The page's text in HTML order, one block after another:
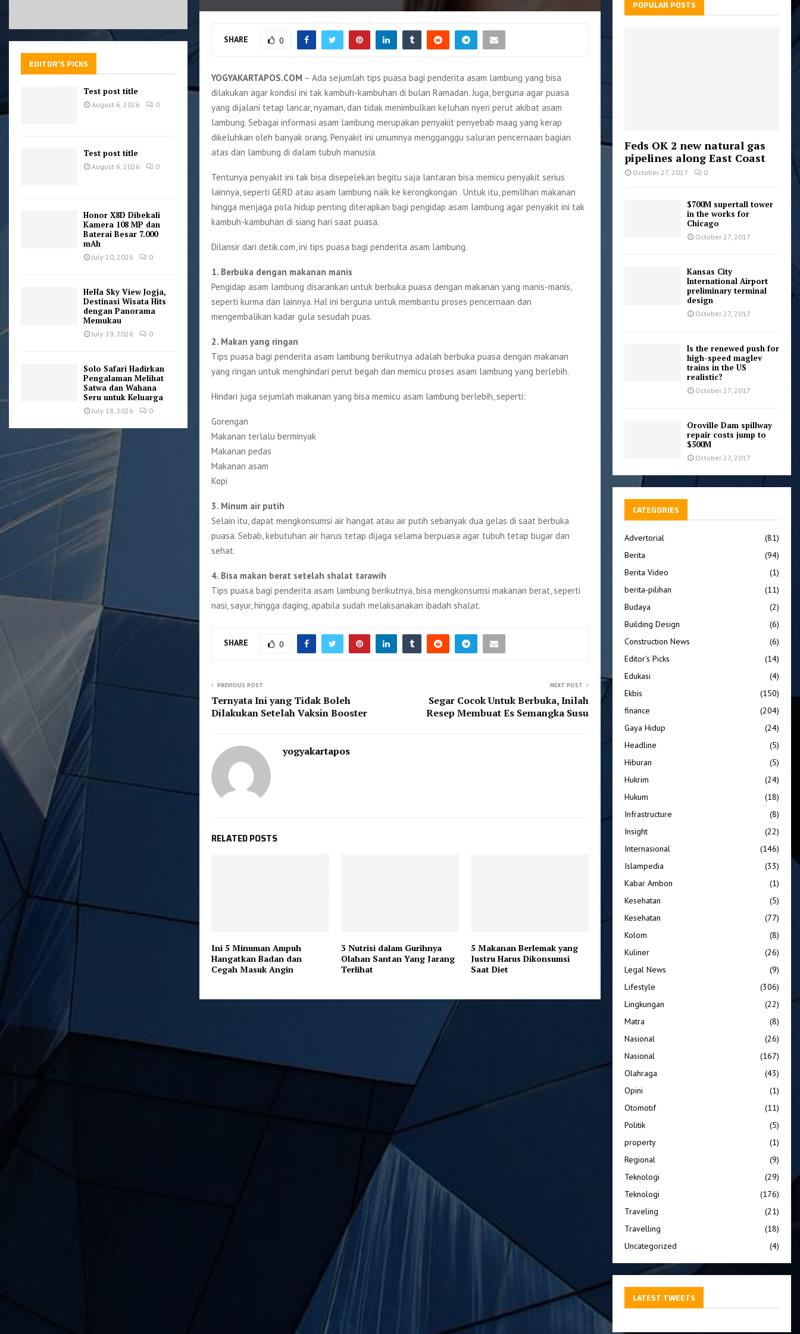
SHARE 0
YOGYAKARTAPOS.COM – Ada sejumlah tips puasa bagi penderita asam lambung yang bisa
dilakukan agar kondisi ini tak kambuh-kambuhan di bulan Ramadan. Juga, berguna agar puasa
yang dijalani tetap lancar, nyaman, dan tidak menimbulkan keluhan nyeri perut akibat asam
lambung. Sebagai informasi asam lambung merupakan penyakit penyebab maag yang kerap
dikeluhkan oleh banyak orang. Penyakit ini umumnya mengganggu saluran pencernaan bagian
atas dan lambung di dalam tubuh manusia.
Tentunya penyakit ini tak bisa disepelekan begitu saja lantaran bisa memicu penyakit serius
lainnya, seperti GERD atau asam lambung naik ke kerongkongan . Untuk itu, pemilihan makanan
hingga menjaga pola hidup penting diterapkan bagi pengidap asam lambung agar penyakit ini tak
kambuh-kambuhan di siang hari saat puasa.
Dilansir dari detik.com, ini tips puasa bagi penderita asam lambung.
1. Berbuka dengan makanan manis
Pengidap asam lambung disarankan untuk berbuka puasa dengan makanan yang manis-manis,
seperti kurma dan lainnya. Hal ini berguna untuk membantu proses pencernaan dan
mengembalikan kadar gula sesudah puas.
2. Makan yang ringan
Tips puasa bagi penderita asam lambung berikutnya adalah berbuka puasa dengan makanan
yang ringan untuk menghindari perut begah dan memicu proses asam lambung yang berlebih.
Hindari juga sejumlah makanan yang bisa memicu asam lambung berlebih, seperti:
Gorengan
Makanan terlalu berminyak
Makanan pedas
Makanan asam
Kopi
3. Minum air putih
Selain itu, dapat mengkonsumsi air hangat atau air putih sebanyak dua gelas di saat berbuka
puasa. Sebab, kebutuhan air harus tetap dijaga selama berpuasa agar tubuh tetap bugar dan
sehat.
4. Bisa makan berat setelah shalat tarawih
Tips puasa bagi penderita asam lambung berikutnya, bisa mengkonsumsi makanan berat, seperti
nasi, sayur, hingga daging, apabila sudah melaksanakan ibadah shalat.
SHARE 0
PREVIOUS POST
Ternyata Ini yang Tidak Boleh
Dilakukan Setelah Vaksin Booster
NEXT POST
Segar Cocok Untuk Berbuka, Inilah
Resep Membuat Es Semangka Susu
yogyakartapos
RELATED POSTS
Ini 5 Minuman Ampuh
Hangatkan Badan dan
Cegah Masuk Angin
3 Nutrisi dalam Gurihnya
Olahan Santan Yang Jarang
Terlihat
5 Makanan Berlemak yang
Justru Harus Dikonsumsi
Saat Diet
EDITOR'S PICKS
Test post title
August 6, 2026 0
Test post title
August 6, 2026 0
Honor X8D Dibekali
Kamera 108 MP dan
Baterai Besar 7.000
mAh
July 20, 2026 0
HeHa Sky View Jogja,
Destinasi Wisata Hits
dengan Panorama
Memukau
July 19, 2026 0
Solo Safari Hadirkan
Pengalaman Melihat
Satwa dan Wahana
Seru untuk Keluarga
July 18, 2026 0
POPULAR POSTS
Feds OK 2 new natural gas
pipelines along East Coast
October 27, 2017 0
$700M supertall tower
in the works for
Chicago
October 27, 2017
Kansas City
International Airport
preliminary terminal
design
October 27, 2017
Is the renewed push for
high-speed maglev
trains in the US
realistic?
October 27, 2017
Oroville Dam spillway
repair costs jump to
$500M
October 27, 2017
CATEGORIES
Advertorial
(81)
Berita
(94)
Berita Video
(1)
berita-pilihan
(11)
Budaya
(2)
Building Design
(6)
Construction News
(6)
Editor's Picks
(14)
Edukasi
(4)
Ekbis
(150)
finance
(204)
Gaya Hidup
(24)
Headline
(5)
Hiburan
(5)
Hukrim
(24)
Hukum
(18)
Infrastructure
(8)
Insight
(22)
Internasional
(146)
Islampedia
(33)
Kabar Ambon
(1)
Kesehatan
(5)
Kesehatan
(77)
Kolom
(8)
Kuliner
(26)
Legal News
(9)
Lifestyle
(306)
Lingkungan
(22)
Matra
(8)
Nasional
(26)
Nasional
(167)
Olahraga
(43)
Opini
(1)
Otomotif
(11)
Politik
(5)
property
(1)
Regional
(9)
Teknologi
(29)
Teknologi
(176)
Traveling
(21)
Travelling
(18)
Uncategorized
(4)
LATEST TWEETS